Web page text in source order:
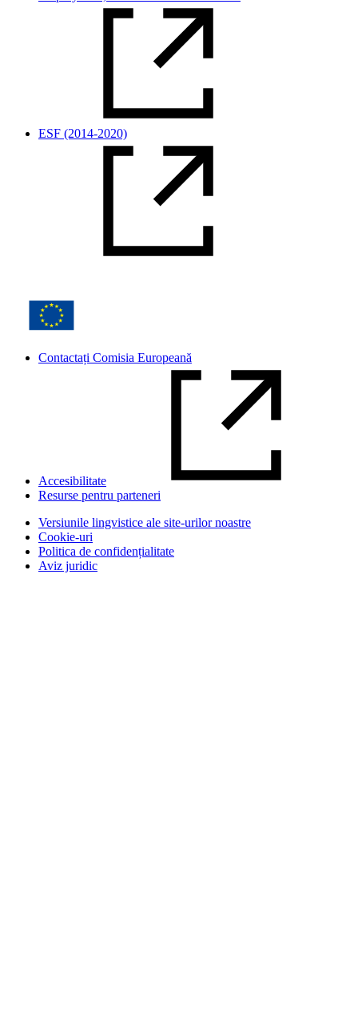
ESF (2014-2020)
Contactați Comisia Europeană
Accesibilitate
Resurse pentru parteneri
Versiunile lingvistice ale site-urilor noastre
Cookie-uri
Politica de confidențialitate
Aviz juridic